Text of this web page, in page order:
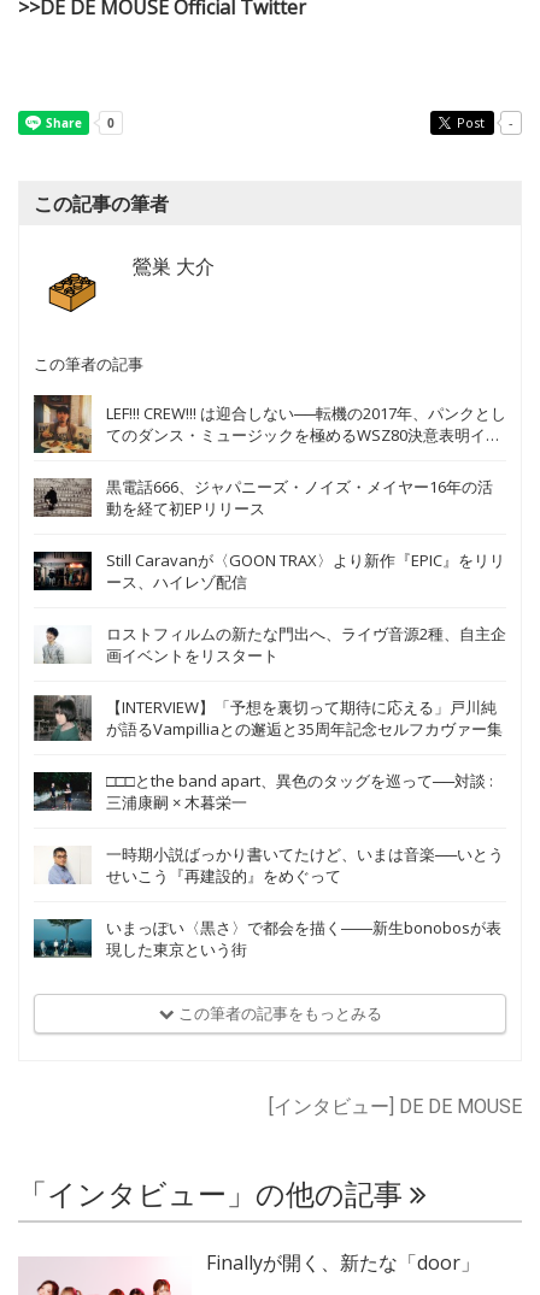
>>DE DE MOUSE Official Twitter
Post -
この記事の筆者
鶯巣 大介
この筆者の記事
LEF!!! CREW!!! は迎合しない──転機の2017年、パンクとし
てのダンス・ミュージックを極めるWSZ80決意表明イン
黒電話666、ジャパニーズ・ノイズ・メイヤー16年の活
動を経て初EPリリース
Still Caravanが〈GOON TRAX〉より新作『EPIC』をリリ
ース、ハイレゾ配信
ロストフィルムの新たな門出へ、ライヴ音源2種、自主企
画イベントをリスタート
【INTERVIEW】「予想を裏切って期待に応える」戸川純
が語るVampilliaとの邂逅と35周年記念セルフカヴァー集
□□□とthe band apart、異色のタッグを巡って──対談 :
三浦康嗣 × 木暮栄一
一時期小説ばっかり書いてたけど、いまは音楽──いとう
せいこう『再建設的』をめぐって
いまっぽい〈黒さ〉で都会を描く――新生bonobosが表
現した東京という街
この筆者の記事をもっとみる
[インタビュー] DE DE MOUSE
「インタビュー」の他の記事
Finallyが開く、新たな「door」